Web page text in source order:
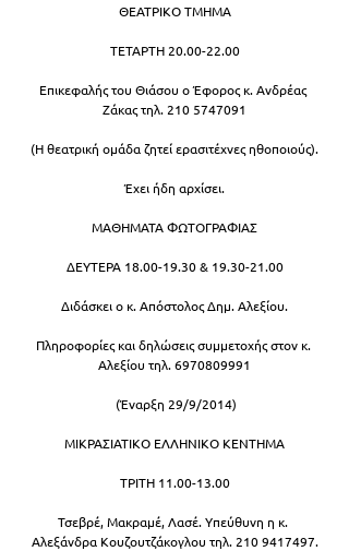
ΘΕΑΤΡΙΚΟ ΤΜΗΜΑ
ΤΕΤΑΡΤΗ 20.00-22.00
Επικεφαλής του Θιάσου ο Έφορος κ. Ανδρέας
Ζάκας τηλ. 210 5747091
(Η θεατρική ομάδα ζητεί ερασιτέχνες ηθοποιούς).
Έχει ήδη αρχίσει.
ΜΑΘΗΜΑΤΑ ΦΩΤΟΓΡΑΦΙΑΣ
ΔΕΥΤΕΡΑ 18.00-19.30 & 19.30-21.00
Διδάσκει ο κ. Απόστολος Δημ. Αλεξίου.
Πληροφορίες και δηλώσεις συμμετοχής στον κ.
Αλεξίου τηλ. 6970809991
(Έναρξη 29/9/2014)
ΜΙΚΡΑΣΙΑΤΙΚΟ ΕΛΛΗΝΙΚΟ ΚΕΝΤΗΜΑ
ΤΡΙΤΗ 11.00-13.00
Τσεβρέ, Μακραμέ, Λασέ. Υπεύθυνη η κ.
Αλεξάνδρα Κουζουτζάκογλου τηλ. 210 9417497.